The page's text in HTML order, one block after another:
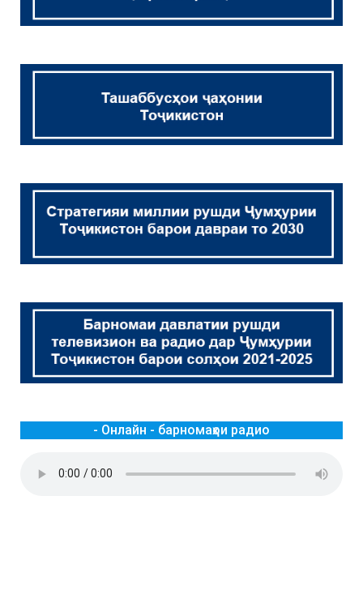
- Онлайн - барномаҳои радио